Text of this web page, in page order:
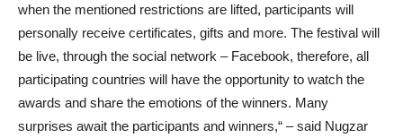
when the mentioned restrictions are lifted, participants will
personally receive certificates, gifts and more. The festival will
be live, through the social network – Facebook, therefore, all
participating countries will have the opportunity to watch the
awards and share the emotions of the winners. Many
surprises await the participants and winners,“ – said Nugzar